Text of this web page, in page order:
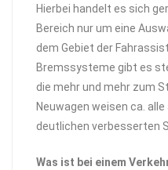
Hierbei handelt es sich
Bereich nur um eine
dem Gebiet der
Bremssysteme gibt es
die mehr und mehr zum
Neuwagen weisen ca.
deutlichen verbesserten
Was ist bei einem